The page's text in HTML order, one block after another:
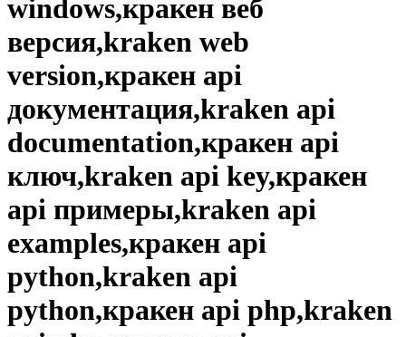
windows,кракен веб
версия,kraken web
version,кракен api
документация,kraken api
documentation,кракен api
ключ,kraken api key,кракен
api примеры,kraken api
examples,кракен api
python,kraken api
python,кракен api php,kraken